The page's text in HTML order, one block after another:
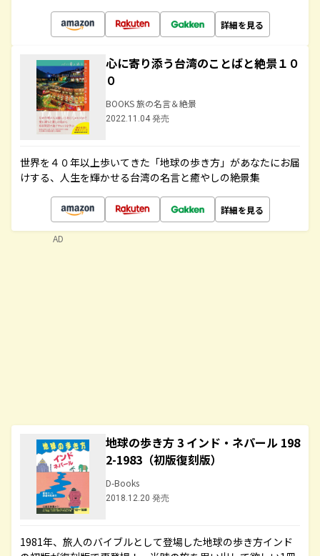
詳細を見る
心に寄り添う台湾のことばと絶景１０
０
BOOKS 旅の名言＆絶景
2022.11.04 発売
世界を４０年以上歩いてきた「地球の歩き方」があなたにお届
けする、人生を輝かせる台湾の名言と癒やしの絶景集
詳細を見る
地球の歩き方 3 インド・ネパール 198
2-1983（初版復刻版）
D-Books
2018.12.20 発売
1981年、旅人のバイブルとして登場した地球の歩き方インド
AD